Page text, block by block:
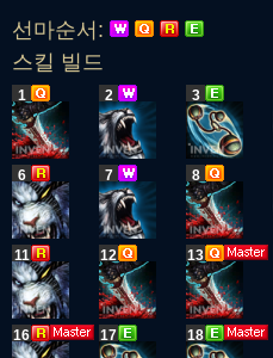
선마순서:
스킬 빌드
1 2 3
6 7 8
11 12 13
16 17 18